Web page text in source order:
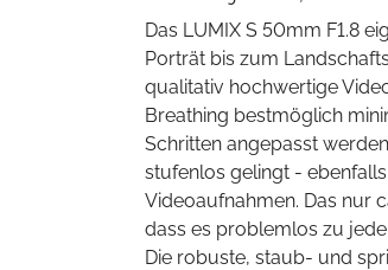
Das LUMIX S 50mm F1.8
Porträt bis zum
qualitativ hochwertige
Breathing bestmöglich
Schritten angepasst
stufenlos gelingt -
Videoaufnahmen. Das nur
dass es problemlos zu
Die robuste, staub- und